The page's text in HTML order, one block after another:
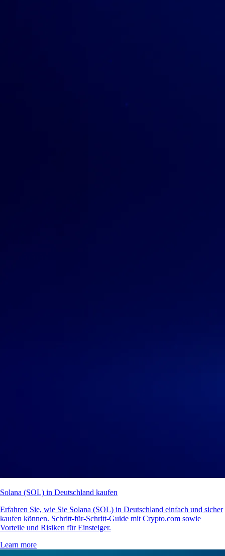
Solana (SOL) in Deutschland kaufen
Erfahren Sie, wie Sie Solana (SOL) in Deutschland einfach und sicher
kaufen können. Schritt-für-Schritt-Guide mit Crypto.com sowie
Vorteile und Risiken für Einsteiger.
Learn more